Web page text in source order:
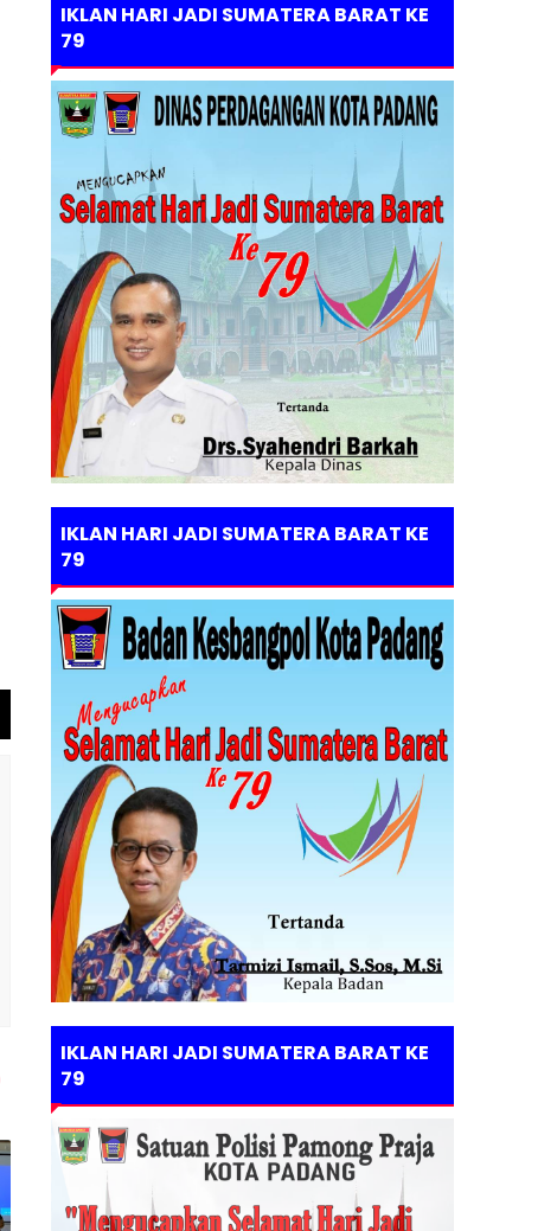
IKLAN HARI JADI SUMATERA BARAT KE
79
IKLAN HARI JADI SUMATERA BARAT KE
79
IKLAN HARI JADI SUMATERA BARAT KE
79